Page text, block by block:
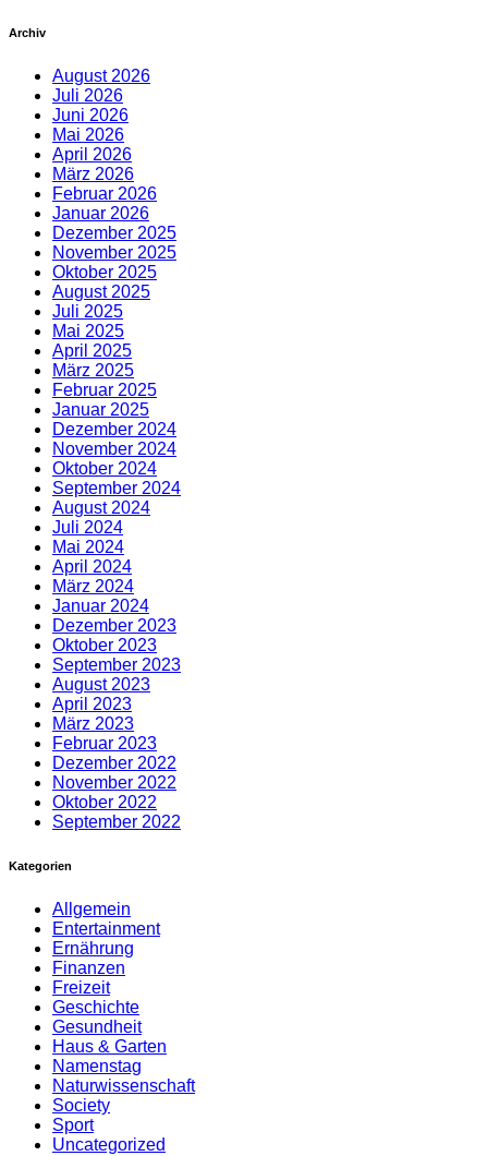
Archiv
August 2026
Juli 2026
Juni 2026
Mai 2026
April 2026
März 2026
Februar 2026
Januar 2026
Dezember 2025
November 2025
Oktober 2025
August 2025
Juli 2025
Mai 2025
April 2025
März 2025
Februar 2025
Januar 2025
Dezember 2024
November 2024
Oktober 2024
September 2024
August 2024
Juli 2024
Mai 2024
April 2024
März 2024
Januar 2024
Dezember 2023
Oktober 2023
September 2023
August 2023
April 2023
März 2023
Februar 2023
Dezember 2022
November 2022
Oktober 2022
September 2022
Kategorien
Allgemein
Entertainment
Ernährung
Finanzen
Freizeit
Geschichte
Gesundheit
Haus & Garten
Namenstag
Naturwissenschaft
Society
Sport
Uncategorized